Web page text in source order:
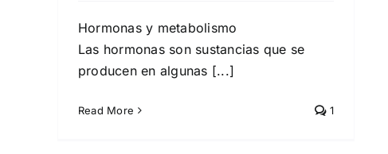
Hormonas y metabolismo
Las hormonas son sustancias que se
producen en algunas [...]
Read More 1